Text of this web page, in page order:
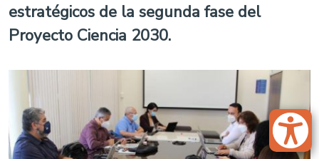
estratégicos de la segunda fase del
Proyecto Ciencia 2030.